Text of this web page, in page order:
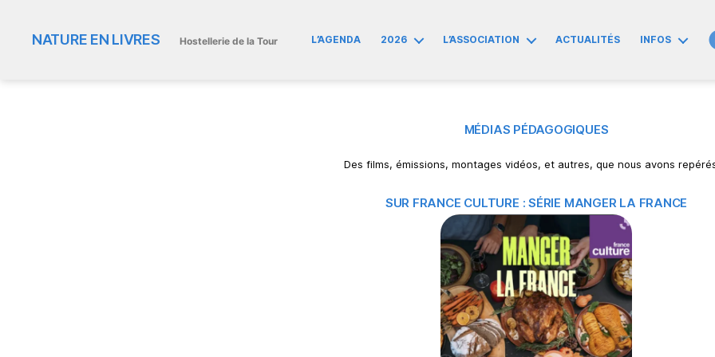
NATURE EN LIVRES Hostellerie de la Tour L’AGENDA 2026 L’ASSOCIATION ACTUALITÉS INFOS
MÉDIAS PÉDAGOGIQUES
Des films, émissions, montages vidéos, et autres, que nous avons
SUR FRANCE CULTURE : SÉRIE MANGER LA FRANCE